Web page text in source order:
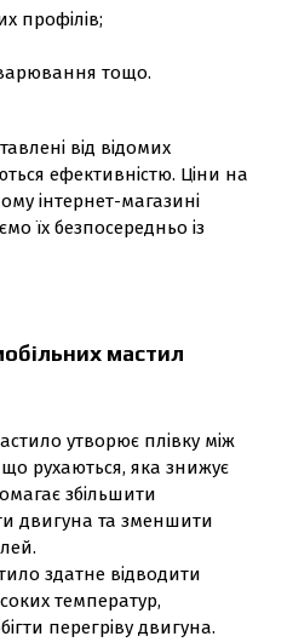
профілів;
тощо.
від відомих
ефективністю. Ціни на
інтернет-магазині
їх безпосередньо із
мастил
утворює плівку між
рухаються, яка знижує
збільшити
двигуна та зменшити
здатне відводити
температур,
перегріву двигуна.